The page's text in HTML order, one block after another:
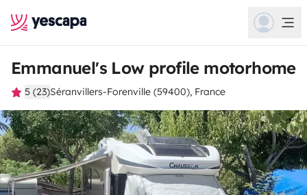
Emmanuel's Low profile motorhome
5 (23)Séranvillers-Forenville (59400), France